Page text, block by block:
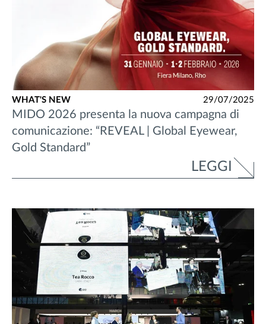
WHAT'S NEW 29/07/2025
MIDO 2026 presenta la nuova campagna di
comunicazione: “REVEAL | Global Eyewear,
Gold Standard”
LEGGI